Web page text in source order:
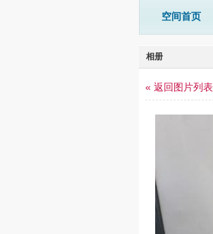
空间首页
相册
« 返回图片列表